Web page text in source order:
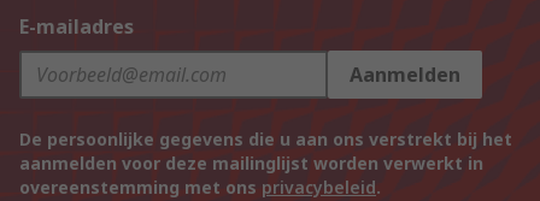
E-mailadres
Aanmelden
De persoonlijke gegevens die u aan ons verstrekt bij het
aanmelden voor deze mailinglijst worden verwerkt in
overeenstemming met ons privacybeleid.